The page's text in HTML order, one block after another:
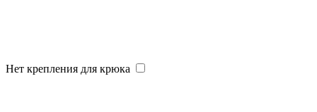
Нет крепления для крюка